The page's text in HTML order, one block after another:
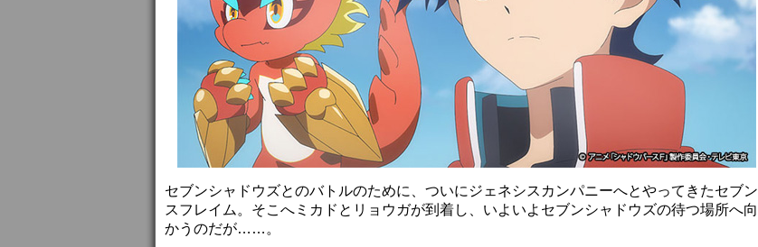
セブンシャドウズとのバトルのために、ついにジェネシスカンパニーへとやってきたセブン
スフレイム。そこへミカドとリョウガが到着し、いよいよセブンシャドウズの待つ場所へ向
かうのだが……。